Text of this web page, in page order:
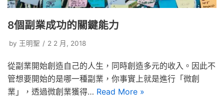
8個副業成功的關鍵能力
by 王明聖 2 2 月, 2018
從副業開始創造自己的人生，同時創造多元的收入。因此不
管想要開始的是哪一種副業，你事實上就是進行「微創
業」，透過微創業獲得… Read More »